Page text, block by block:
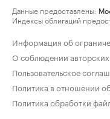
Данные предоставлены:
Индексы облигаций
Информация об
О соблюдении
Пользовательское
Политика в отношении
Политика обработки